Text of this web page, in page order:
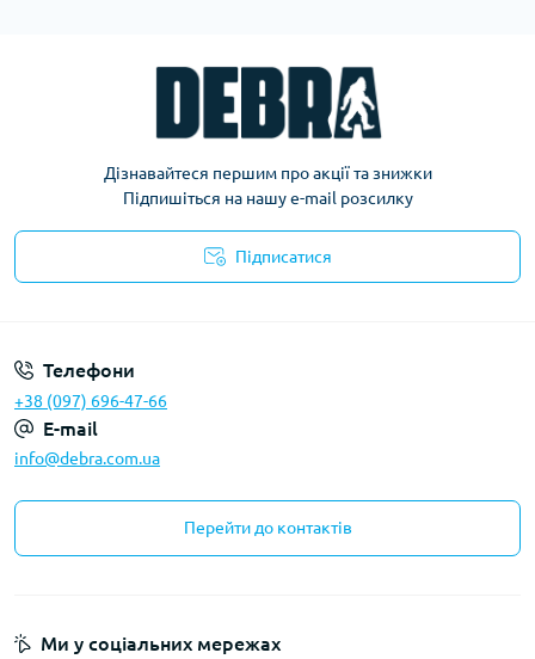
специфічних завдань під водою. Прилад більш
чутливий до глибин, тому підійде для новачків і
шукачів з досвідом.
точністю, багатофункціональністю та широкими
можливостями. Він виявляє найдрібніші об’єкти в
вартість. Наші моделі здатні працювати в різних
режимах для пошуку фрагментів золота та
археологічних цінностей в конкретних умовах.
Серед можливих налаштувань – дискримінація,
мультичастотність і баланс ґрунту, що ідеально
підходить і для звичайних кладошукачів, і для
професійних археологів, і для військових-
На цьому зображенні можна побачити приклади
Дізнавайтеся першим про акції та знижки
Підпишіться на нашу e-mail розсилку
Підписатися
Телефони
+38 (097) 696-47-66
E-mail
info@debra.com.ua
Перейти до контактів
Ми у соціальних мережах